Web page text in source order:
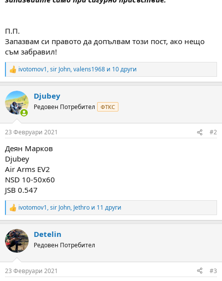
П.П.
Запазвам си правото да допълвам този пост, ако нещо
съм забравил!
R
e
c
t
i
s
ivotomov1,sir John,valens1968 и 10 други
Djubey
Редовен Потребител ФТКС
23 Февруари 2021 #2
Деян Марков
Djubey
Air Arms EV2
NSD 10-50x60
JSB 0.547
R
e
c
t
i
s
ivotomov1,sir John, Jethro и 11 други
Detelin
Редовен Потребител
23 Февруари 2021 #3